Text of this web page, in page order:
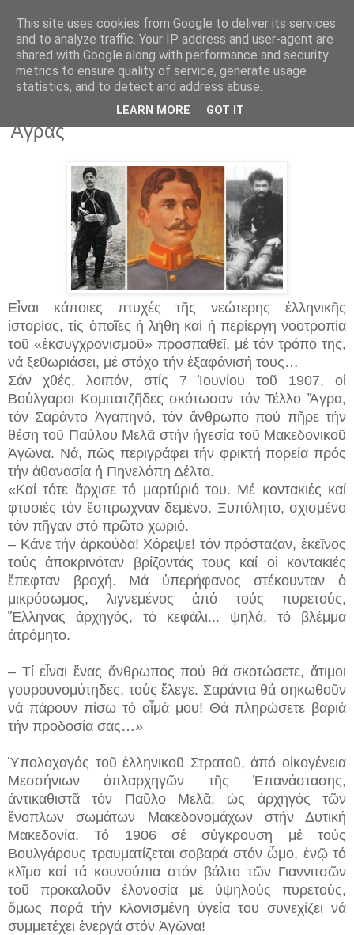
10 Ιουν 2024
Ὁ μέγας ἥρως τῆς Μακεδονίας Τέλλος
Ἄγρας
Εἶναι κάποιες πτυχές τῆς νεώτερης ἑλληνικῆς
ἱστορίας, τίς ὁποῖες ἡ λήθη καί ἡ περίεργη νοοτροπία
τοῦ «ἐκσυγχρονισμοῦ» προσπαθεῖ, μέ τόν τρόπο της,
νά ξεθωριάσει, μέ στόχο τήν ἐξαφάνισή τους…
Σάν χθές, λοιπόν, στίς 7 Ἰουνίου τοῦ 1907, οἱ
Βούλγαροι Κομιτατζῆδες σκότωσαν τόν Τέλλο Ἄγρα,
τόν Σαράντο Ἀγαπηνό, τόν ἄνθρωπο πού πῆρε τήν
θέση τοῦ Παύλου Μελᾶ στήν ἡγεσία τοῦ Μακεδονικοῦ
Ἀγῶνα. Νά, πῶς περιγράφει τήν φρικτή πορεία πρός
τήν ἀθανασία ἡ Πηνελόπη Δέλτα.
«Καί τότε ἄρχισε τό μαρτύριό του. Μέ κοντακιές καί
φτυσιές τόν ἔσπρωχναν δεμένο. Ξυπόλητο, σχισμένο
τόν πῆγαν στό πρῶτο χωριό.
– Κάνε τήν ἀρκούδα! Χόρεψε! τόν πρόσταζαν, ἐκεῖνος
τούς ἀποκρινόταν βρίζοντάς τους καί οἱ κοντακιές
ἔπεφταν βροχή. Μά ὑπερήφανος στέκουνταν ὁ
μικρόσωμος, λιγνεμένος ἀπό τούς πυρετούς,
Ἕλληνας ἀρχηγός, τό κεφάλι... ψηλά, τό βλέμμα
ἀτρόμητο.
– Τί εἶναι ἕνας ἄνθρωπος πού θά σκοτώσετε, ἄτιμοι
γουρουνομύτηδες, τούς ἔλεγε. Σαράντα θά σηκωθοῦν
νά πάρουν πίσω τό αἷμά μου! Θά πληρώσετε βαριά
τήν προδοσία σας…»
Ὑπολοχαγός τοῦ ἑλληνικοῦ Στρατοῦ, ἀπό οἰκογένεια
Μεσσήνιων ὁπλαρχηγῶν τῆς Ἐπανάστασης,
ἀντικαθιστᾶ τόν Παῦλο Μελᾶ, ὡς ἀρχηγός τῶν
ἔνοπλων σωμάτων Μακεδονομάχων στήν Δυτική
Μακεδονία. Τό 1906 σέ σύγκρουση μέ τούς
Βουλγάρους τραυματίζεται σοβαρά στόν ὦμο, ἐνῷ τό
κλῖμα καί τά κουνούπια στόν βάλτο τῶν Γιαννιτσῶν
τοῦ προκαλοῦν ἑλονοσία μέ ὑψηλούς πυρετούς,
ὅμως παρά τήν κλονισμένη ὑγεία του συνεχίζει νά
συμμετέχει ἐνεργά στόν Ἀγῶνα!
This site uses cookies from Google to deliver its services
and to analyze traffic. Your IP address and user-agent are
shared with Google along with performance and security
metrics to ensure quality of service, generate usage
statistics, and to detect and address abuse.
LEARN MORE GOT IT